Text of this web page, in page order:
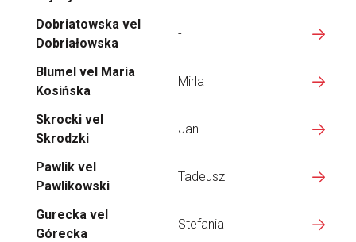
Dobriatowska vel
Dobriałowska
-
Blumel vel Maria
Kosińska
Mirla
Skrocki vel
Skrodzki
Jan
Pawlik vel
Pawlikowski
Tadeusz
Gurecka vel
Górecka
Stefania